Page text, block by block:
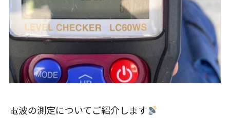
電波の測定についてご紹介します